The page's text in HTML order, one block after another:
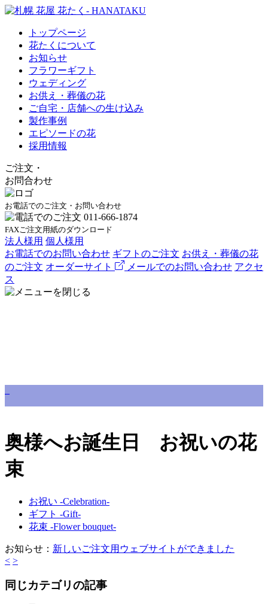
トップページ
花たくについて
お知らせ
フラワーギフト
ウェディング
お供え・葬儀の花
ご自宅・店舗への生け込み
製作事例
エピソードの花
採用情報
ご注文 ・
お問合わせ
お電話でのご注文・お問い合わせ
FAXご注文用紙のダウンロード
法人様用 個人様用
お電話でのお問い合わせ ギフトのご注文 お供え・葬儀の花
のご注文 オーダーサイト メールでのお問い合わせ アクセ
ス
奥様へお誕生日 お祝いの花
束
お祝い -Celebration-
ギフト -Gift-
花束 -Flower bouquet-
お知らせ： 新しいご注文用ウェブサイトができました
< >
同じカテゴリの記事